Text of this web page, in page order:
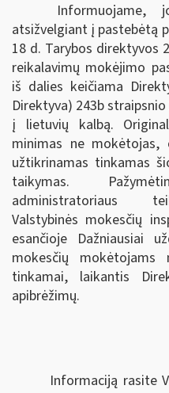
Informuojame,
atsižvelgiant į pastebėtą
18 d. Tarybos direktyvos
reikalavimų mokėjimo
iš dalies keičiama
Direktyva) 243b
į lietuvių kalbą.
minimas ne
užtikrinamas tinkamas
taikymas.
administratoriaus
Valstybinės mokesčių
esančioje Dažniausiai
mokesčių
tinkamai, laikantis
apibrėžimų.
Informaciją rasite